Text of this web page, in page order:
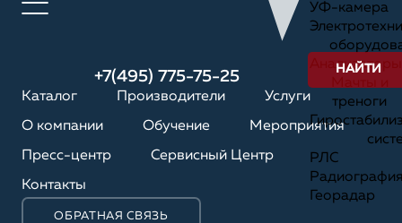
+7(495) 775-75-25
Каталог Производители Услуги
О компании Обучение Мероприятия
Пресс-центр Сервисный Центр
Контакты
ОБРАТНАЯ СВЯЗЬ
УФ-камера
Анализаторы
треноги
РЛС
Георадар
НАЙТИ